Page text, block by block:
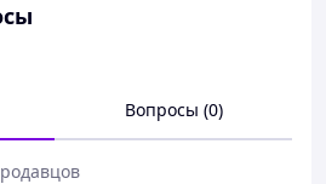
идеальное решение для
и безопасности ваших
надежная подставка специально
Вопросы (0)